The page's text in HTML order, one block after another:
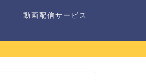
動画配信サービス